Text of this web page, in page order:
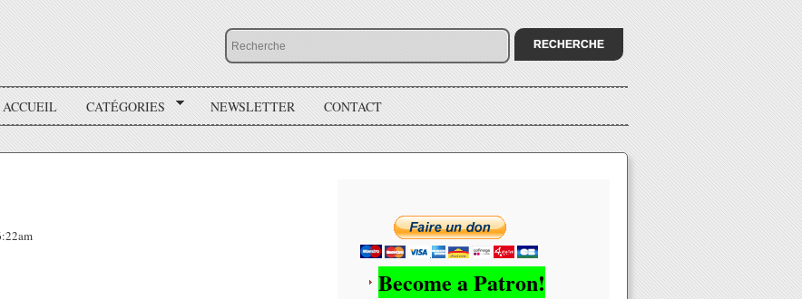
ACCUEIL CATÉGORIES NEWSLETTER CONTACT
Become a Patron!